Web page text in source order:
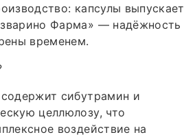
капсулы выпускает
Фарма» — надёжность
временем.
сибутрамин и
целлюлозу, что
воздействие на